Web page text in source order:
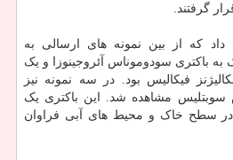
گرفتند.
داد که از بین نمونه های ارسالی به
باکتری سودوموناس آئروجینوزا و یک
فیکالیس بود. در سه نمونه نیز
سوبتلیس مشاهده شد. این باکتری یک
سطح خاک و محیط های آبی فراوان